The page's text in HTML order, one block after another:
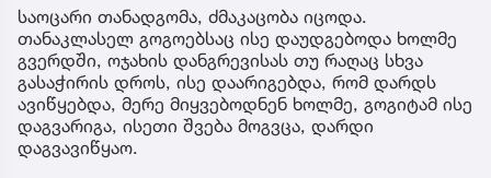
საოცარი თანადგომა, ძმაკაცობა იცოდა.
თანაკლასელ გოგოებსაც ისე დაუდგებოდა ხოლმე
გვერდში, ოჯახის დანგრევისას თუ რაღაც სხვა
გასაჭირის დროს, ისე დაარიგებდა, რომ დარდს
ავიწყებდა, მერე მიყვებოდნენ ხოლმე, გოგიტამ ისე
დაგვარიგა, ისეთი შვება მოგვცა, დარდი
დაგვავიწყაო.